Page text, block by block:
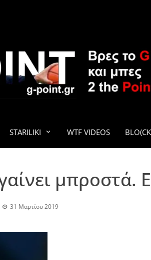
G-
STARILIKI WTF VIDEOS
μπροστά.
31 Μαρτίου 2019